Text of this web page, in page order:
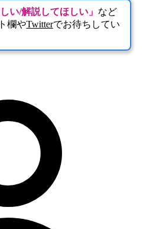
い/解説してほしい」 など
欄やTwitterでお待ちしてい